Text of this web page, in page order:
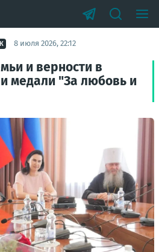
8 июля 2026, 22:12
и верности в
медали "За любовь и